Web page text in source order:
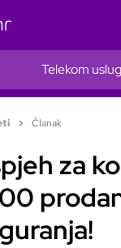
Telekom
Članak
za